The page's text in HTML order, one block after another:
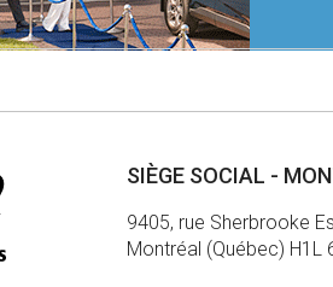
SIÈGE SOCIAL -
9405, rue Sherbrooke
Montréal (Québec) H1L